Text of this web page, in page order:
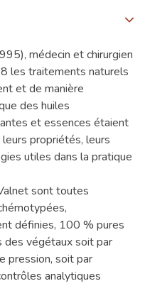
médecin et chirurgien
les traitements naturels
et de manière
des huiles
et essences étaient
propriétés, leurs
utiles dans la pratique
sont toutes
définies, 100 % pures
végétaux soit par
pression, soit par
analytiques